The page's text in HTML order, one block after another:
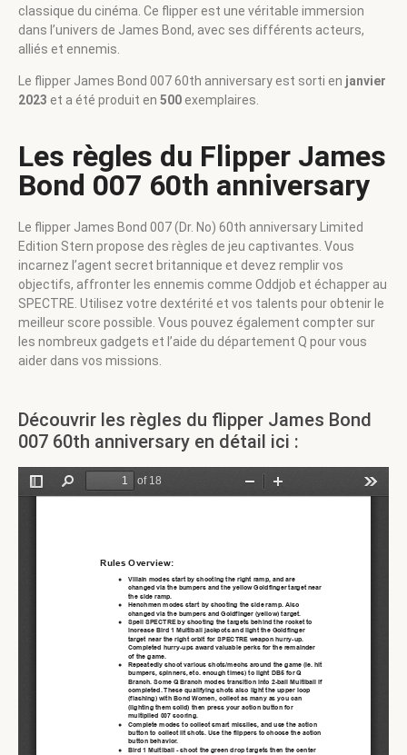
classique du cinéma. Ce flipper est une véritable immersion
dans l’univers de James Bond, avec ses différents acteurs,
alliés et ennemis.
Le flipper James Bond 007 60th anniversary est sorti en janvier
2023 et a été produit en 500 exemplaires.
Les règles du Flipper James
Bond 007 60th anniversary
Le flipper James Bond 007 (Dr. No) 60th anniversary Limited
Edition Stern propose des règles de jeu captivantes. Vous
incarnez l’agent secret britannique et devez remplir vos
objectifs, affronter les ennemis comme Oddjob et échapper au
SPECTRE. Utilisez votre dextérité et vos talents pour obtenir le
meilleur score possible. Vous pouvez également compter sur
les nombreux gadgets et l’aide du département Q pour vous
aider dans vos missions.
Découvrir les règles du flipper James Bond
007 60th anniversary en détail ici :